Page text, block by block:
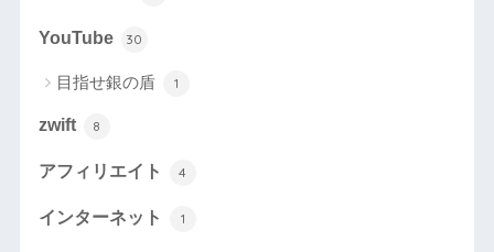
YouTube 30
目指せ銀の盾 1
zwift 8
アフィリエイト 4
インターネット 1